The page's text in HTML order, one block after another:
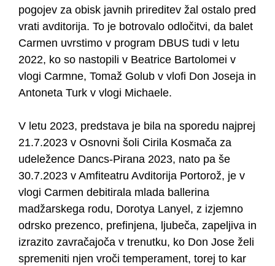
pogojev za obisk javnih prireditev žal ostalo pred
vrati avditorija. To je botrovalo odločitvi, da balet
Carmen uvrstimo v program DBUS tudi v letu
2022, ko so nastopili v Beatrice Bartolomei v
vlogi Carmne, Tomaž Golub v vlofi Don Joseja in
Antoneta Turk v vlogi Michaele.
V letu 2023, predstava je bila na sporedu najprej
21.7.2023 v Osnovni šoli Cirila Kosmača za
udeležence Dancs-Pirana 2023, nato pa še
30.7.2023 v Amfiteatru Avditorija Portorož, je v
vlogi Carmen debitirala mlada ballerina
madžarskega rodu, Dorotya Lanyel, z izjemno
odrsko prezenco, prefinjena, ljubeča, zapeljiva in
izrazito zavračajoča v trenutku, ko Don Jose želi
spremeniti njen vroči temperament, torej to kar